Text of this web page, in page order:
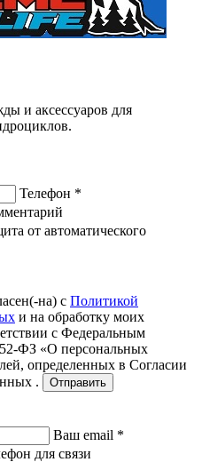
и аксессуаров для
Телефон *
от автоматического
на) с Политикой
и на обработку моих
с Федеральным
ФЗ «О персональных
определенных в Согласии
.
Отправить
Ваш email *
для связи